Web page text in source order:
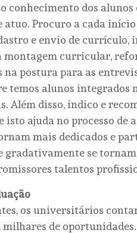
conhecimento dos
atuo. Procuro a cada
e envio de currículo,
curricular,
postura para as
temos alunos integrados
Além disso, indico e
isto ajuda no processo de
mais dedicados e
gradativamente se
talentos
os universitários
milhares de